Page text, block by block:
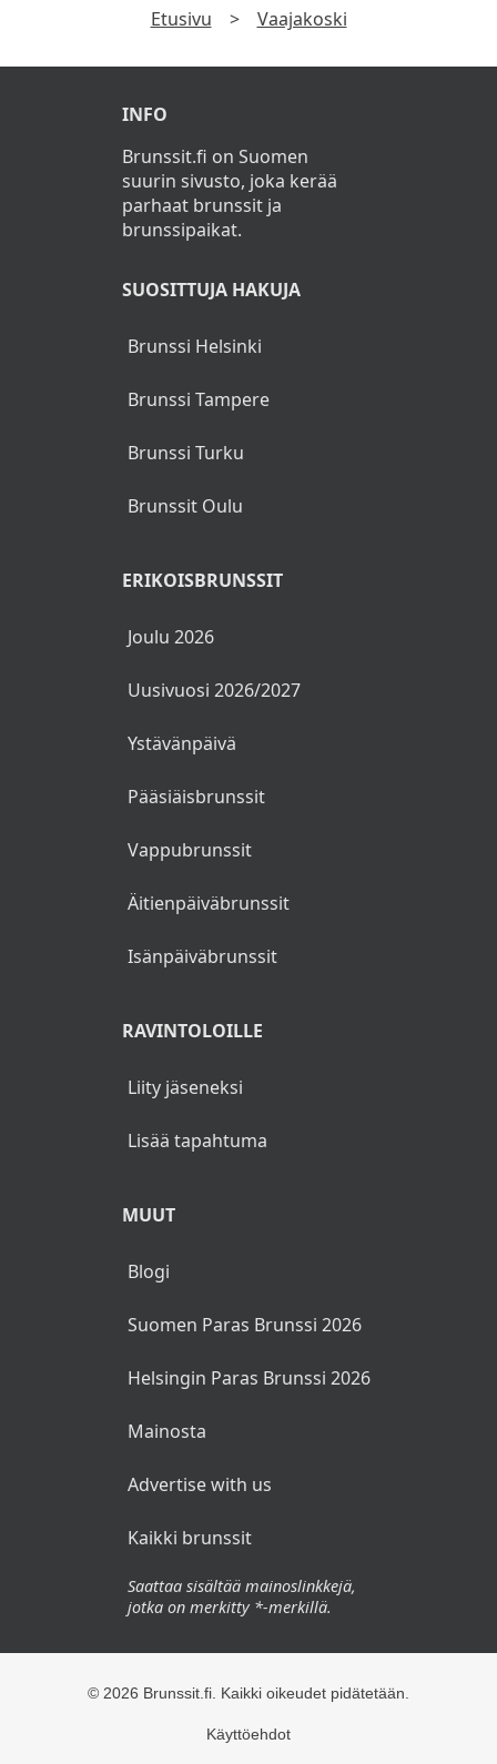
Etusivu > Vaajakoski
INFO
Brunssit.fi on Suomen
suurin sivusto, joka kerää
parhaat brunssit ja
brunssipaikat.
SUOSITTUJA HAKUJA
Brunssi Helsinki
Brunssi Tampere
Brunssi Turku
Brunssit Oulu
ERIKOISBRUNSSIT
Joulu 2026
Uusivuosi 2026/2027
Ystävänpäivä
Pääsiäisbrunssit
Vappubrunssit
Äitienpäiväbrunssit
Isänpäiväbrunssit
RAVINTOLOILLE
Liity jäseneksi
Lisää tapahtuma
MUUT
Blogi
Suomen Paras Brunssi 2026
Helsingin Paras Brunssi 2026
Mainosta
Advertise with us
Kaikki brunssit
Saattaa sisältää mainoslinkkejä,
jotka on merkitty *-merkillä.
© 2026 Brunssit.fi. Kaikki oikeudet pidätetään.
Käyttöehdot